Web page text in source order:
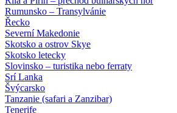
Rumunsko – Transylvánie
Řecko
Severní Makedonie
Skotsko a ostrov Skye
Skotsko letecky
Slovinsko – turistika nebo ferraty
Srí Lanka
Švýcarsko
Tanzanie (safari a Zanzibar)
Tenerife